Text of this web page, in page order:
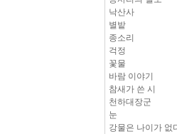
낙산사
별밭
종소리
걱정
꽃물
바람 이야기
참새가 쓴 시
천하대장군
눈
강물은 나이가 없